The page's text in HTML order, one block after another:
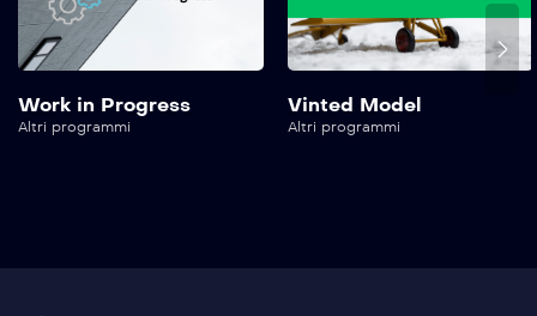
Work in Progress
Altri programmi
Vinted Model
Altri programmi